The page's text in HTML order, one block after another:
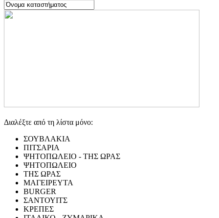
Διαλέξτε από τη λίστα μόνο:
ΣΟΥΒΛΑΚΙΑ
ΠΙΤΣΑΡΙΑ
ΨΗΤΟΠΩΛΕΙΟ - ΤΗΣ ΩΡΑΣ
ΨΗΤΟΠΩΛΕΙΟ
ΤΗΣ ΩΡΑΣ
ΜΑΓΕΙΡΕΥΤΑ
BURGER
ΣΑΝΤΟΥΙΤΣ
ΚΡΕΠΕΣ